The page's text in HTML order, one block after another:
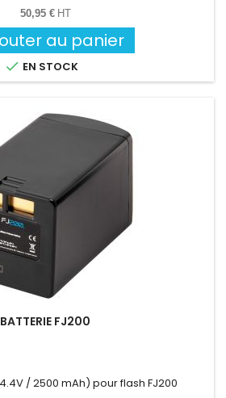
base
50,95 € HT
au panier
 EN STOCK
BATTERIE FJ200
/ 2500 mAh) pour flash FJ200